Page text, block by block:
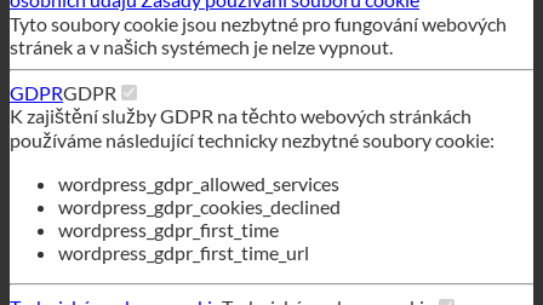
wordpress_gdpr_allowed_services
wordpress_gdpr_cookies_declined
wordpress_gdpr_first_time
wordpress_gdpr_first_time_url
Technické soubory cookieTechnické soubory cookie
technicky nezbytné soubory cookie.
wordpress_test_cookie
wordpress_logged_in_